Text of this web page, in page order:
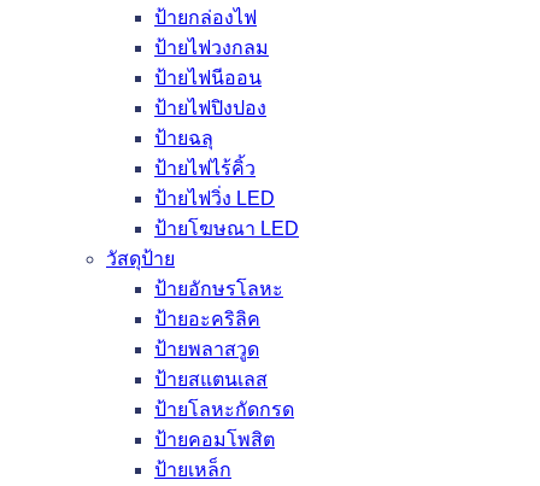
ป้ายกล่องไฟ
ป้ายไฟวงกลม
ป้ายไฟนีออน
ป้ายไฟปิงปอง
ป้ายฉลุ
ป้ายไฟไร้คิ้ว
ป้ายไฟวิ่ง LED
ป้ายโฆษณา LED
วัสดุป้าย
ป้ายอักษรโลหะ
ป้ายอะคริลิค
ป้ายพลาสวูด
ป้ายสแตนเลส
ป้ายโลหะกัดกรด
ป้ายคอมโพสิต
ป้ายเหล็ก